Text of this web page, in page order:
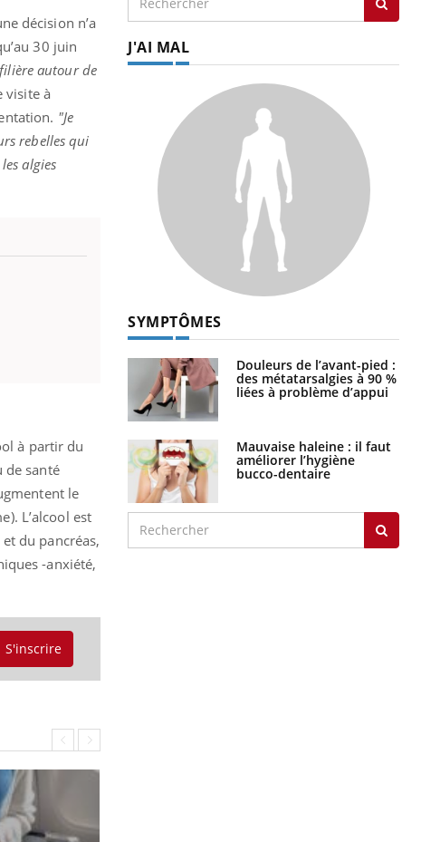
décision n’a
30 juin
autour de
visite à
"Je
rebelles qui
algies
à partir du
de santé
le
L’alcool est
du pancréas,
-anxiété,
S'inscrire
J'AI MAL
SYMPTÔMES
Douleurs de l’avant-pied :
des métatarsalgies à 90 %
liées à problème d’appui
Mauvaise haleine : il faut
améliorer l’hygiène
bucco-dentaire